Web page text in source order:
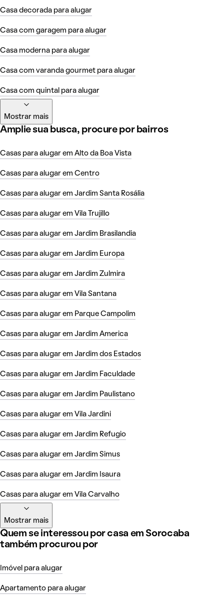
Casa decorada para alugar
Casa com garagem para alugar
Casa moderna para alugar
Casa com varanda gourmet para alugar
Casa com quintal para alugar
Mostrar mais
Amplie sua busca, procure por bairros
Casas para alugar em Alto da Boa Vista
Casas para alugar em Centro
Casas para alugar em Jardim Santa Rosália
Casas para alugar em Vila Trujillo
Casas para alugar em Jardim Brasilandia
Casas para alugar em Jardim Europa
Casas para alugar em Jardim Zulmira
Casas para alugar em Vila Santana
Casas para alugar em Parque Campolim
Casas para alugar em Jardim America
Casas para alugar em Jardim dos Estados
Casas para alugar em Jardim Faculdade
Casas para alugar em Jardim Paulistano
Casas para alugar em Vila Jardini
Casas para alugar em Jardim Refugio
Casas para alugar em Jardim Simus
Casas para alugar em Jardim Isaura
Casas para alugar em Vila Carvalho
Mostrar mais
Quem se interessou por casa em Sorocaba
também procurou por
Imóvel para alugar
Apartamento para alugar